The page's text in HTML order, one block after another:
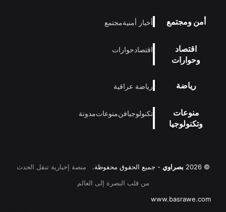
أمن ومجتمع أخبار أمنيةمجتمع
اقتصاد
وحوارات
اقتصادحوارات
رياضة رياضة عراقية
منوعات
وتكنولوجيا
تكنولوجيافنمنوعاتمدونة
© 2026 بصراوي - جميع الحقوق محفوظة.
منصة إخبارية تنقل الحدث
من قلب البصرة إلى العالم
www.basrawe.com